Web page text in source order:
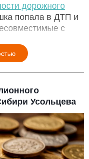
дорожного
попала в ДТП и
с
Усольцева